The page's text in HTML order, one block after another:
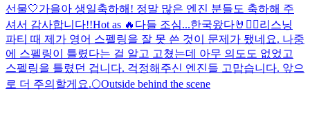
선물🤍가을아 생일축하해! 정말 많은 엔진 분들도 축하해 주
셔서 감사합니다!!Hot as 🔥 다들 조심...한국왔다🤘❤️‍🔥리스닝
파티 때 제가 영어 스펠링을 잘 못 쓴 것이 문제가 됐네요. 나중
에 스펠링이 틀렸다는 걸 알고 고쳤는데 아무 의도도 없었고
스펠링을 틀렸던 겁니다. 걱정해주신 엔진들 고맙습니다. 앞으
로 더 주의할게요.🌕Outside behind the scene